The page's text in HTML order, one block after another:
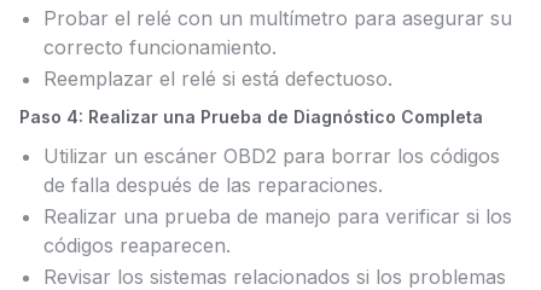
Probar el relé con un multímetro para asegurar su
correcto funcionamiento.
Reemplazar el relé si está defectuoso.
Paso 4: Realizar una Prueba de Diagnóstico Completa
Utilizar un escáner OBD2 para borrar los códigos
de falla después de las reparaciones.
Realizar una prueba de manejo para verificar si los
códigos reaparecen.
Revisar los sistemas relacionados si los problemas